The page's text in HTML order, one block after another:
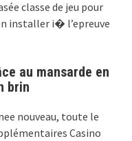
classe de jeu pour
installer i� l’epreuve
au mansarde en
brin
nouveau, toute le
Casino